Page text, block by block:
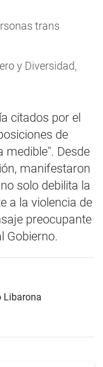
trans
y Diversidad,
citados por el
de
medible". Desde
manifestaron
solo debilita la
a la violencia de
preocupante
Gobierno.
Libarona